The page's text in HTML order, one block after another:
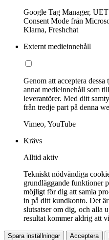
Google Tag Manager,
Consent Mode från
Klarna, Freshchat
Externt medieinnehåll
Genom att acceptera
annat medieinnehåll som
leverantörer. Med ditt
från tredje part på denna
Vimeo, YouTube
Krävs
Alltid aktiv
Tekniskt nödvändiga
grundläggande funktioner
möjligt för dig att samla
in på ditt kundkonto. Det
slutsatser om dig, och alla
resultat kommer aldrig att
Spara inställningar Acceptera